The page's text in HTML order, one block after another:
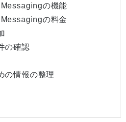
の機能
の料金
の確認
の情報の整理